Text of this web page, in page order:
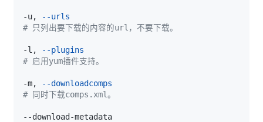
-u,
--urls
# 只列出要下载的内容的url，不要下载。
-l,
--plugins
# 启用yum插件支持。
-m,
--downloadcomps
# 同时下载comps.xml。